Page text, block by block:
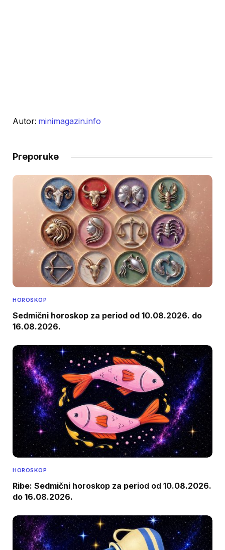
Autor: minimagazin.info
Preporuke
HOROSKOP
Sedmični horoskop za period od 10.08.2026. do
16.08.2026.
HOROSKOP
Ribe: Sedmični horoskop za period od 10.08.2026.
do 16.08.2026.